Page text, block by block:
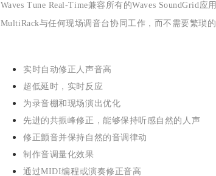
Waves Tune Real-Time兼容所有的Waves SoundGrid
MultiRack与任何现场调音台协同工作，而不需要繁琐的
实时自动修正人声音高
超低延时，实时反应
为录音棚和现场演出优化
先进的共振峰修正，能够保持听感自然的人声
修正颤音并保持自然的音调律动
制作音调量化效果
通过MIDI编程或演奏修正音高